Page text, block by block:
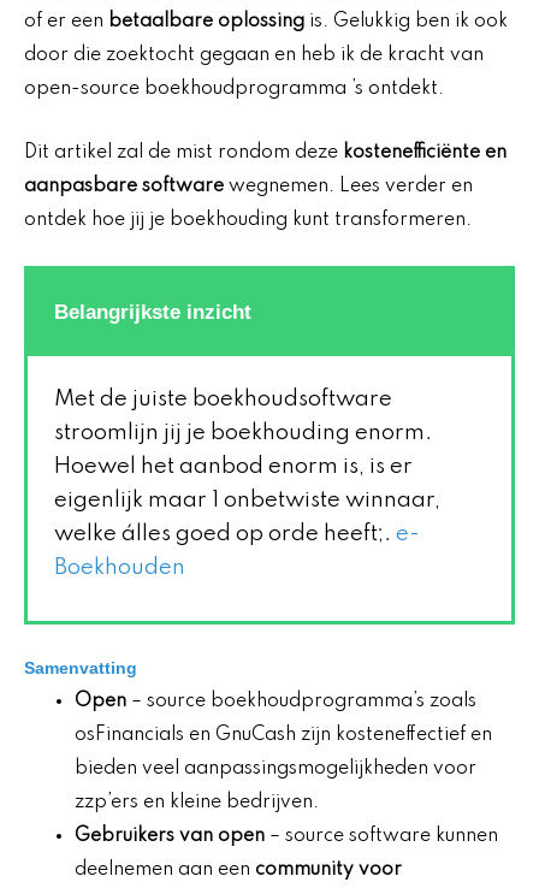
of er een betaalbare oplossing is. Gelukkig ben ik ook
door die zoektocht gegaan en heb ik de kracht van
open-source boekhoudprogramma ’s ontdekt.
Dit artikel zal de mist rondom deze kostenefficiënte en
aanpasbare software wegnemen. Lees verder en
ontdek hoe jij je boekhouding kunt transformeren.
Belangrijkste inzicht
Met de juiste boekhoudsoftware
stroomlijn jij je boekhouding enorm.
Hoewel het aanbod enorm is, is er
eigenlijk maar 1 onbetwiste winnaar,
welke álles goed op orde heeft;. e-
Boekhouden
Samenvatting
Open – source boekhoudprogramma’s zoals
osFinancials en GnuCash zijn kosteneffectief en
bieden veel aanpassingsmogelijkheden voor
zzp’ers en kleine bedrijven.
Gebruikers van open – source software kunnen
deelnemen aan een community voor